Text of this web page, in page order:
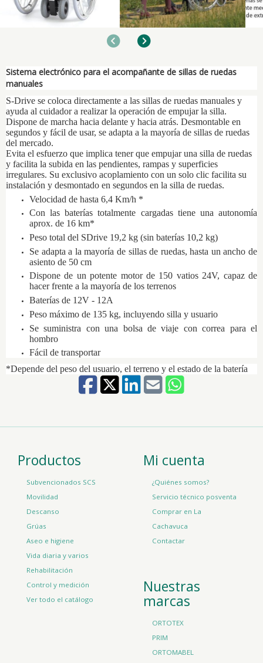
AnteriorSiguiente
Sistema electrónico para el acompañante de sillas de ruedas
manuales
S-Drive se coloca directamente a las sillas de ruedas manuales y
ayuda al cuidador a realizar la operación de empujar la silla.
Dispone de marcha hacia delante y hacia atrás. Desmontable en
segundos y fácil de usar, se adapta a la mayoría de sillas de ruedas
del mercado.
Evita el esfuerzo que implica tener que empujar una silla de ruedas
y facilita la subida en las pendientes, rampas y superficies
irregulares. Su exclusivo acoplamiento con un solo clic facilita su
instalación y desmontado en segundos en la silla de ruedas.
Velocidad de hasta 6,4 Km/h *
Con las baterías totalmente cargadas tiene una autonomía
aprox. de 16 km*
Peso total del SDrive 19,2 kg (sin baterías 10,2 kg)
Se adapta a la mayoría de sillas de ruedas, hasta un ancho de
asiento de 50 cm
Dispone de un potente motor de 150 vatios 24V, capaz de
hacer frente a la mayoría de los terrenos
Baterías de 12V - 12A
Peso máximo de 135 kg, incluyendo silla y usuario
Se suministra con una bolsa de viaje con correa para el
hombro
Fácil de transportar
*Depende del peso del usuario​, el terreno y el estado de la batería
Productos
Subvencionados SCS
Movilidad
Descanso
Grúas
Aseo e higiene
Vida diaria y varios
Rehabilitación
Control y medición
Ver todo el catálogo
Mi cuenta
¿Quiénes somos?
Servicio técnico posventa
Comprar en La
Cachavuca
Contactar
Nuestras
marcas
ORTOTEX
PRIM
ORTOMABEL